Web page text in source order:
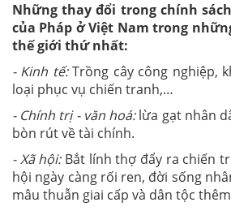
Những thay đổi trong chính
của Pháp ở Việt Nam trong
thế giới thứ nhất:
- Kinh tế:Trồng cây công nghiệp,
loại phục vụ chiến tranh,…
- Chính trị - văn hoá:lừa gạt nhân
bòn rút về tài chính.
- Xã hội:Bắt lính thợ đẩy ra chiến
hội ngày càng rối ren, đời sống
mâu thuẫn giai cấp và dân tộc